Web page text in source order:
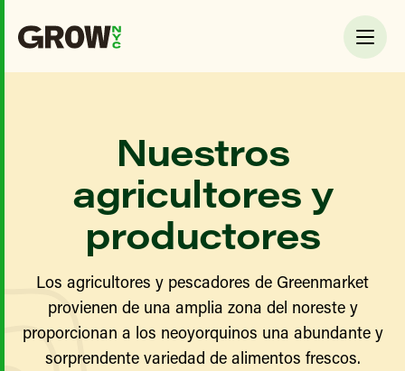
Nuestros
agricultores y
productores
Los agricultores y pescadores de Greenmarket
provienen de una amplia zona del noreste y
proporcionan a los neoyorquinos una abundante y
sorprendente variedad de alimentos frescos.